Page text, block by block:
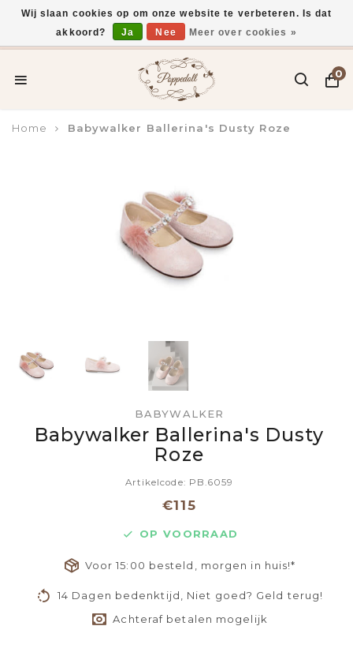
Voor 15:00 uur besteld, vandaag verzonden*
0
Home Babywalker Ballerina's Dusty Roze
BABYWALKER
Babywalker Ballerina's Dusty
Roze
Artikelcode: PB.6059
€115
OP VOORRAAD
Voor 15:00 besteld, morgen in huis!*
14 Dagen bedenktijd, Niet goed? Geld terug!
Achteraf betalen mogelijk
Wij slaan cookies op om onze website te verbeteren. Is dat
akkoord?
Ja Nee Meer over cookies »